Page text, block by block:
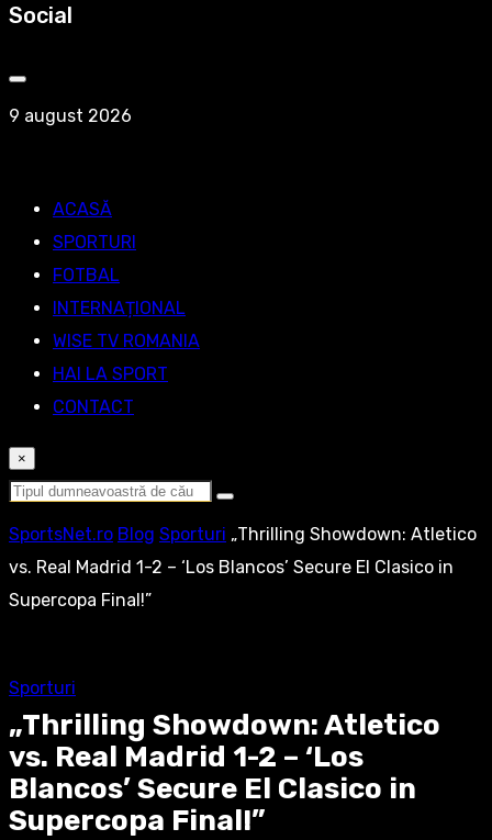
Social
9 august 2026
ACASĂ
SPORTURI
FOTBAL
INTERNAȚIONAL
WISE TV ROMANIA
HAI LA SPORT
CONTACT
×
SportsNet.ro Blog Sporturi „Thrilling Showdown: Atletico
vs. Real Madrid 1-2 – ‘Los Blancos’ Secure El Clasico in
Supercopa Final!”
Sporturi
„Thrilling Showdown: Atletico
vs. Real Madrid 1-2 – ‘Los
Blancos’ Secure El Clasico in
Supercopa Final!”